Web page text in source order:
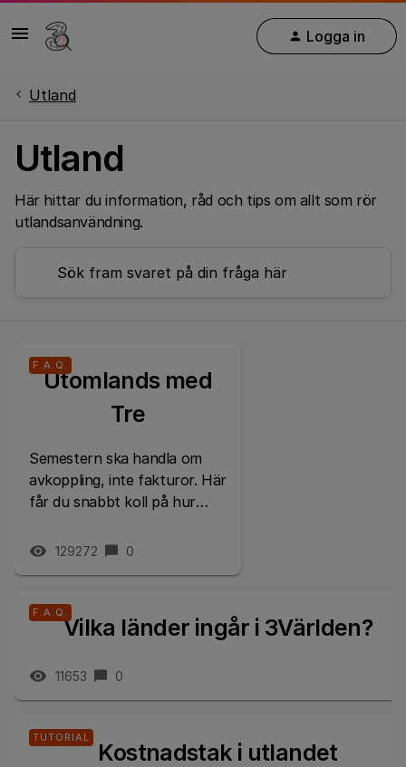
Logga in
Utland
Utland
Här hittar du information, råd och tips om allt som rör
utlandsanvändning.
F.A.Q.
Utomlands med
Tre
Semestern ska handla om
avkoppling, inte fakturor. Här
får du snabbt koll på hur
så kan du luta dig tillbaka och
129272 0
F.A.Q.
Vilka länder ingår i 3Världen?
11653 0
TUTORIAL
Kostnadstak i utlandet